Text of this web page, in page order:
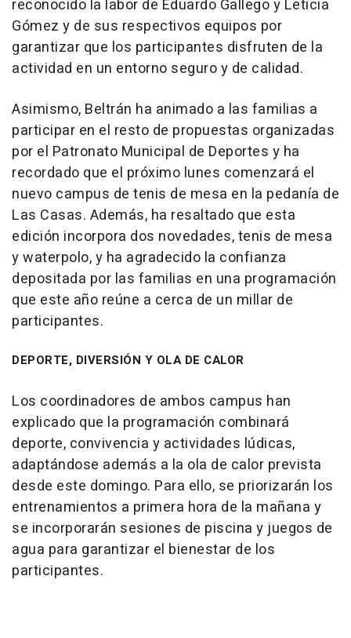
reconocido la labor de Eduardo Gallego y Leticia
Gómez y de sus respectivos equipos por
garantizar que los participantes disfruten de la
actividad en un entorno seguro y de calidad.
Asimismo, Beltrán ha animado a las familias a
participar en el resto de propuestas organizadas
por el Patronato Municipal de Deportes y ha
recordado que el próximo lunes comenzará el
nuevo campus de tenis de mesa en la pedanía de
Las Casas. Además, ha resaltado que esta
edición incorpora dos novedades, tenis de mesa
y waterpolo, y ha agradecido la confianza
depositada por las familias en una programación
que este año reúne a cerca de un millar de
participantes.
DEPORTE, DIVERSIÓN Y OLA DE CALOR
Los coordinadores de ambos campus han
explicado que la programación combinará
deporte, convivencia y actividades lúdicas,
adaptándose además a la ola de calor prevista
desde este domingo. Para ello, se priorizarán los
entrenamientos a primera hora de la mañana y
se incorporarán sesiones de piscina y juegos de
agua para garantizar el bienestar de los
participantes.